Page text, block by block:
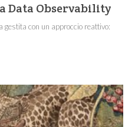
Data Observability
gestita con un approccio reattivo: